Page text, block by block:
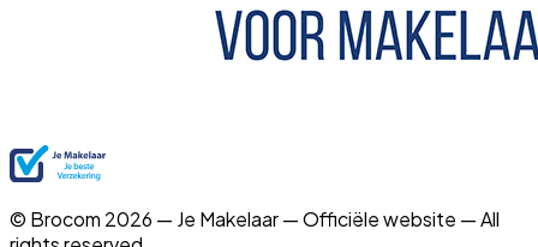
© Brocom 2026 — Je Makelaar — Officiële website — All